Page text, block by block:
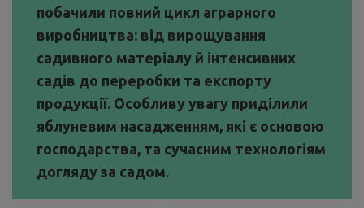
побачили повний цикл аграрного
виробництва: від вирощування
садивного матеріалу й інтенсивних
садів до переробки та експорту
продукції. Особливу увагу приділили
яблуневим насадженням, які є основою
господарства, та сучасним технологіям
догляду за садом.